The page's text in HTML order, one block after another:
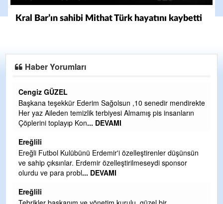
Kral Bar’ın sahibi Mithat Türk hayatını kaybetti
Haber Yorumları
CEVDET YILMAZ
GULDERE DERE ÇALIŞMALARI, SEKIZ YIL ÖNCE ALKAYA
TARAFINDAN BAŞLATILDI, ETRASFINDA YERLEŞİM YERI
OLMAYAN KISIMLARA DUVARLAR YAPILDI."BURADAK
Şaban yavuz
Mekanı cennet olsun kederli ailesine Rabbim Sabri Celil
ihsan eylesin
Sebahattin özarslan